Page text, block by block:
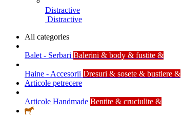
Distractive
Distractive
All categories
Balet - Serbari Balerini & body & fustite &
Haine - Accesorii Dresuri & sosete & bustiere &
Articole petrecere
Articole Handmade Bentite & cruciulite &